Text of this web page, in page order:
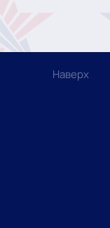
Наверх